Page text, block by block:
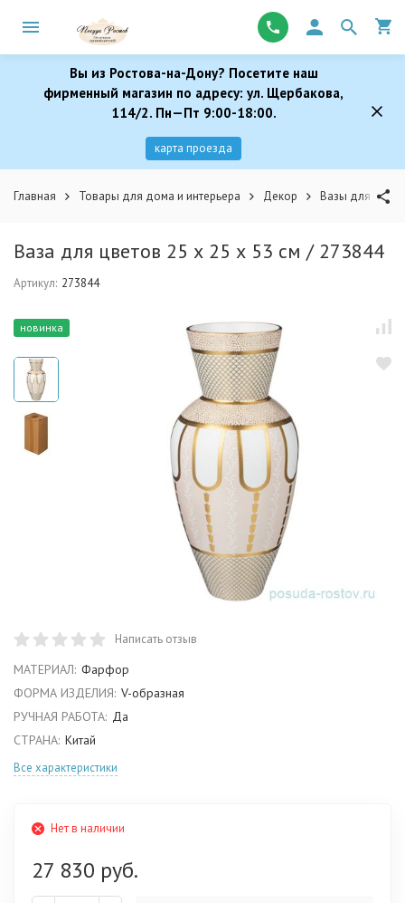
Вы из Ростова-на-Дону? Посетите наш
фирменный магазин по адресу: ул. Щербакова,
114/2. Пн—Пт 9:00-18:00.
карта проезда
Главная Товары для дома и интерьера Декор Вазы для
Ваза для цветов 25 х 25 х 53 см / 273844
Артикул: 273844
новинка
Написать отзыв
МАТЕРИАЛ: Фарфор
ФОРМА ИЗДЕЛИЯ: V-образная
РУЧНАЯ РАБОТА: Да
СТРАНА: Китай
Все характеристики
Нет в наличии
27 830 руб.